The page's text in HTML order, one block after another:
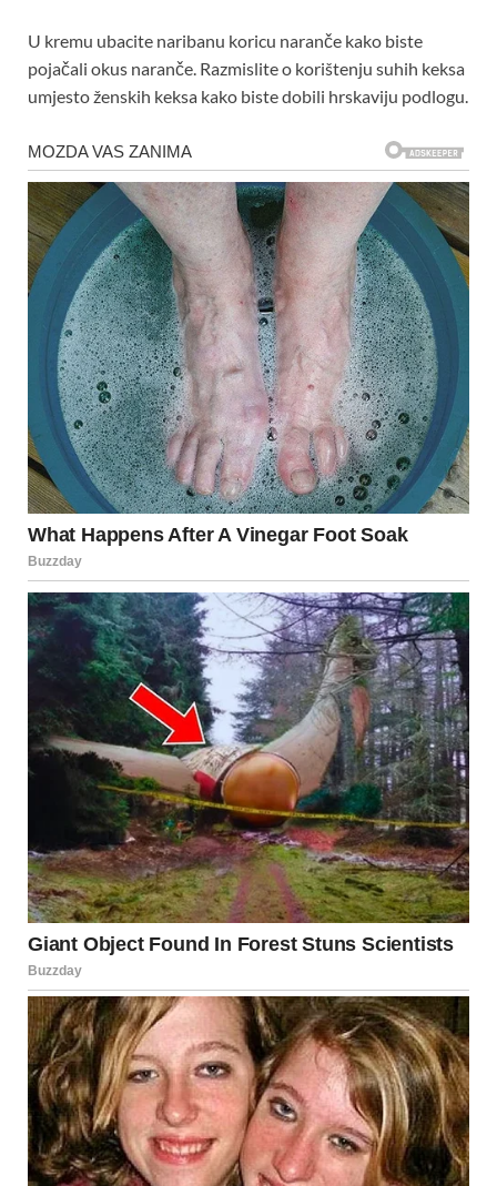
U kremu ubacite naribanu koricu naranče kako biste
pojačali okus naranče. Razmislite o korištenju suhih keksa
umjesto ženskih keksa kako biste dobili hrskaviju podlogu.